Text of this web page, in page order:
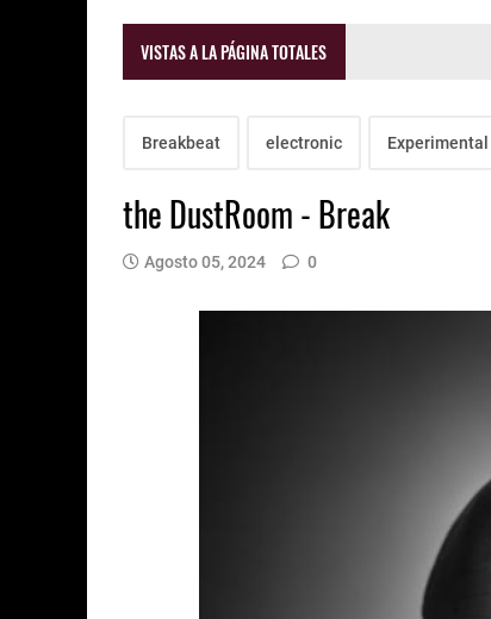
VISTAS A LA PÁGINA TOTALES
Breakbeat electronic
the DustRoom - Break
Agosto 05, 2024 0